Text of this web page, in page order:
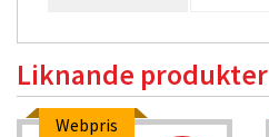
Liknande produkter
Webpris